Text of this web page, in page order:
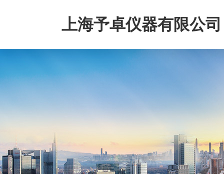
上海予卓仪器有限公司